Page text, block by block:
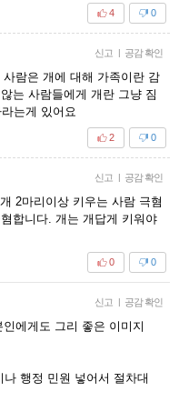
0
4
신고 | 공감 확인
람은 개에 대해 가족이란 감
는 사람들에게 개란 그냥 짐
는게 있어요
0
2
신고 | 공감 확인
2마리이상 키우는 사람 극혐
합니다. 개는 개답게 키워야
0
0
신고 | 공감 확인
에게도 그리 좋은 이미지
행정 민원 넣어서 절차대